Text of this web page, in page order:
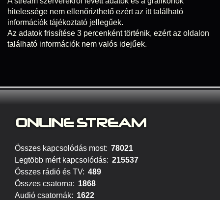
hitelessége nem ellenőrizthető ezért az itt található
információk tájékoztató jellegűek.
Az adatok frissítése 3 percenként történik, ezért az oldalon
található információk nem valós idejűek.
ONLINE STREAM
Összes kapcsolódás most: 78021
Legtöbb mért kapcsolódás: 215537
Összes rádió és TV: 489
Összes csatorna: 1868
Audió csatornák: 1622